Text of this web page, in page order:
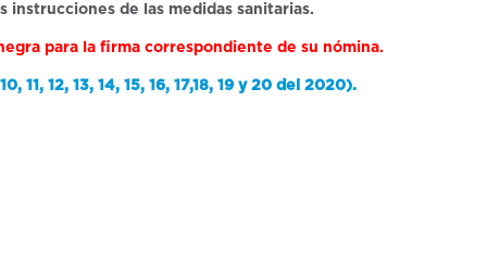
instrucciones de las medidas sanitarias.
para la firma correspondiente de su nómina.
12, 13, 14, 15, 16, 17,18, 19 y 20 del 2020).